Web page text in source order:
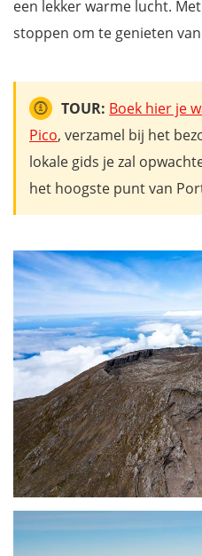
een lekker warme lucht.
stoppen om te genieten
TOUR: Boek hier je
Pico, verzamel bij het
lokale gids je zal
het hoogste punt van